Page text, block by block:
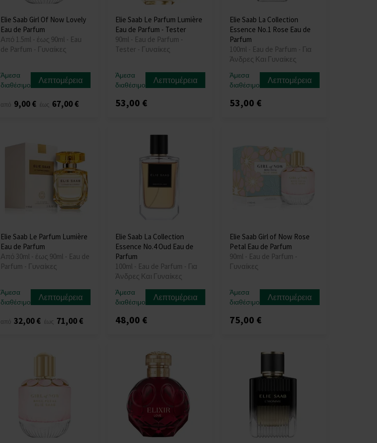
Elie Saab Girl Of Now Lovely
Eau de Parfum
Από 1.5ml - έως 90ml - Eau
de Parfum - Γυναίκες
Άμεσα
διαθέσιμο
Λεπτομέρεια
από 9,00 € έως 67,00 €
Elie Saab Le Parfum Lumière
Eau de Parfum - Tester
90ml - Eau de Parfum -
Tester - Γυναίκες
Άμεσα
διαθέσιμο
Λεπτομέρεια
53,00 €
Elie Saab La Collection
Essence No.1 Rose Eau de
Parfum
100ml - Eau de Parfum - Για
Άνδρες Και Γυναίκες
Άμεσα
διαθέσιμο
Λεπτομέρεια
53,00 €
Elie Saab Le Parfum Lumière
Eau de Parfum
Από 30ml - έως 90ml - Eau de
Parfum - Γυναίκες
Άμεσα
διαθέσιμο
Λεπτομέρεια
από 32,00 € έως 71,00 €
Elie Saab La Collection
Essence No.4 Oud Eau de
Parfum
100ml - Eau de Parfum - Για
Άνδρες Και Γυναίκες
Άμεσα
διαθέσιμο
Λεπτομέρεια
48,00 €
Elie Saab Girl of Now Rose
Petal Eau de Parfum
90ml - Eau de Parfum -
Γυναίκες
Άμεσα
διαθέσιμο
Λεπτομέρεια
75,00 €